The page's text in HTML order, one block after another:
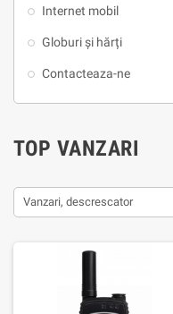
Internet mobil
Globuri și hărți
Contacteaza-ne
TOP VANZARI
Vanzari, descrescator